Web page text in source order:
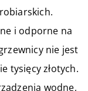
i odporne na
nie jest
tysięcy złotych.
wodne,